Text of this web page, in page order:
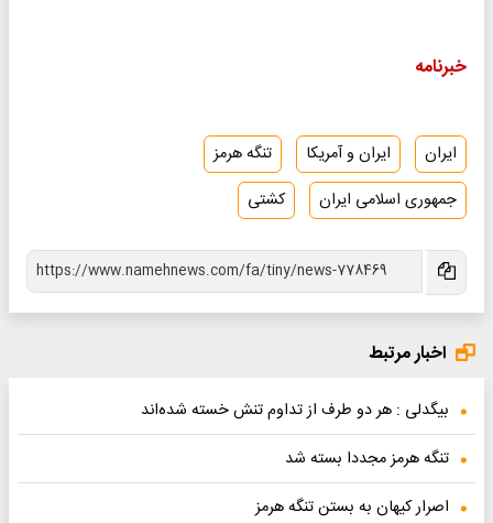
خبرنامه
ایران ایران و آمریکا
تنگه هرمز
جمهوری اسلامی ایران
کشتی
اخبار مرتبط
بیگدلی : هر دو طرف از تداوم تنش خسته شده‌اند
تنگه هرمز مجددا بسته شد
اصرار کیهان به بستن تنگه هرمز